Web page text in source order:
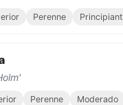
Perenne
Perenne Moderado